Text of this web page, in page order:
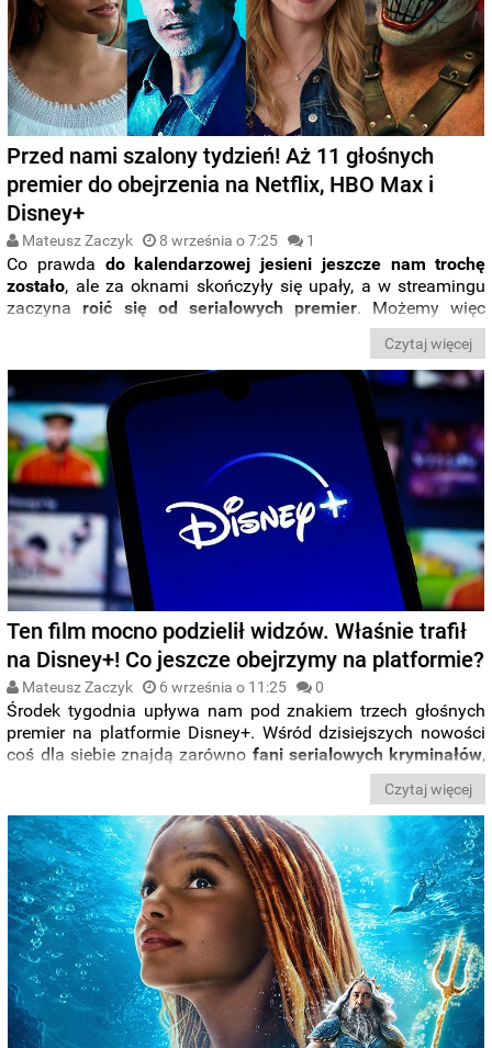
Przed nami szalony tydzień! Aż 11 głośnych
premier do obejrzenia na Netflix, HBO Max i
Disney+
Mateusz Zaczyk 8 września o 7:25 1
Co prawda do kalendarzowej jesieni jeszcze nam trochę
zostało, ale za oknami skończyły się upały, a w streamingu
zaczynaroić się od serialowych premier. Możemy więc
chyba uznać, że wkraczamy w jesienny sezon. Na jego dobry
proponuje chociażby polski serial
„Infamia”, czy kolejną odsłonę „Virgin River”. Dwie głośne
serialowe premiery przygotowało też
HBO Max, aDisney+
zaproponuje nam zarówno filmowe jak i serialowe nowości.
Sprawdźcie,co obejrzeć w najbliższych dniach.
Czytaj więcej
Ten film mocno podzielił widzów. Właśnie trafił
na Disney+! Co jeszcze obejrzymy na platformie?
Mateusz Zaczyk 6 września o 11:25 0
Środek tygodnia upływa nam pod znakiem trzech głośnych
premier na platformie Disney+. Wśród dzisiejszych nowości
coś dla siebie znajdą zarówno fani serialowych kryminałów,
klasycznych animacji.
Justified: Miasto strachu
„Małą Syrenkę” i drugi sezon serialu „Ja jestem Groot”.
Czytaj więcej